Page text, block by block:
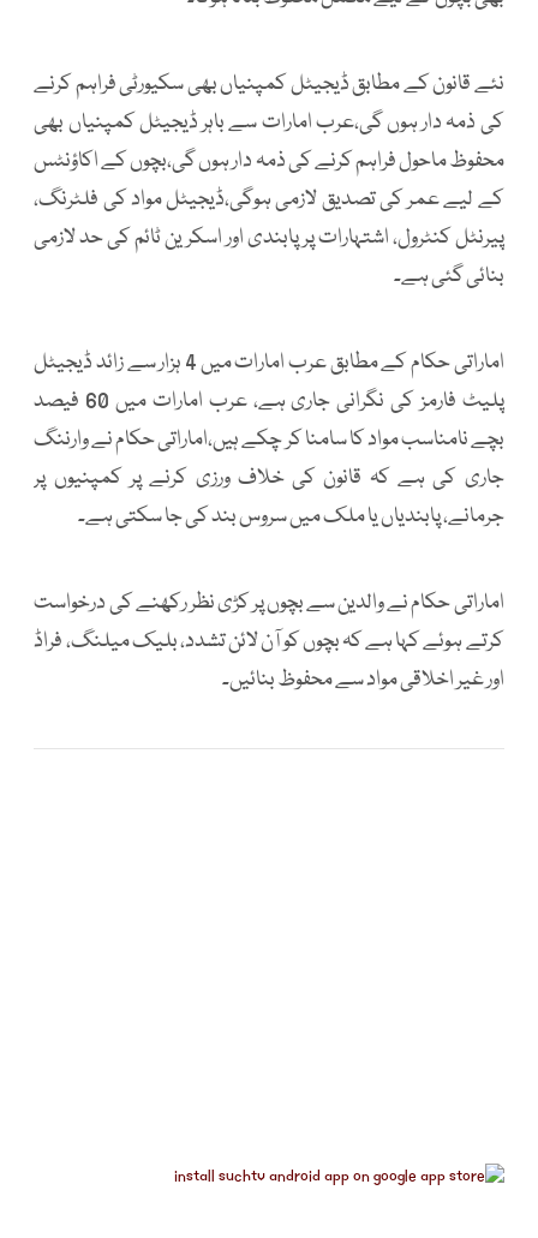
نئے قانون کے مطابق ڈیجیٹل کمپنیاں بھی سکیورٹی فراہم کرنے
کی ذمہ دار ہوں گی،عرب امارات سے باہر ڈیجیٹل کمپنیاں بھی
محفوظ ماحول فراہم کرنے کی ذمہ دار ہوں گی،بچوں کے اکاؤنٹس
کے لیے عمر کی تصدیق لازمی ہوگی،ڈیجیٹل مواد کی فلٹرنگ،
پیرنٹل کنٹرول، اشتہارات پر پابندی اور اسکرین ٹائم کی حد لازمی
بنائی گئی ہے۔
اماراتی حکام کے مطابق عرب امارات میں 4 ہزار سے زائد ڈیجیٹل
پلیٹ فارمز کی نگرانی جاری ہے، عرب امارات میں 60 فیصد
بچے نامناسب مواد کا سامنا کر چکے ہیں،اماراتی حکام نے وارننگ
جاری کی ہے کہ قانون کی خلاف ورزی کرنے پر کمپنیوں پر
جرمانے، پابندیاں یا ملک میں سروس بند کی جا سکتی ہے۔
اماراتی حکام نے والدین سے بچوں پر کڑی نظر رکھنے کی درخواست
کرتے ہوئے کہا ہے کہ بچوں کو آن لائن تشدد، بلیک میلنگ، فراڈ
اور غیر اخلاقی مواد سے محفوظ بنائیں۔